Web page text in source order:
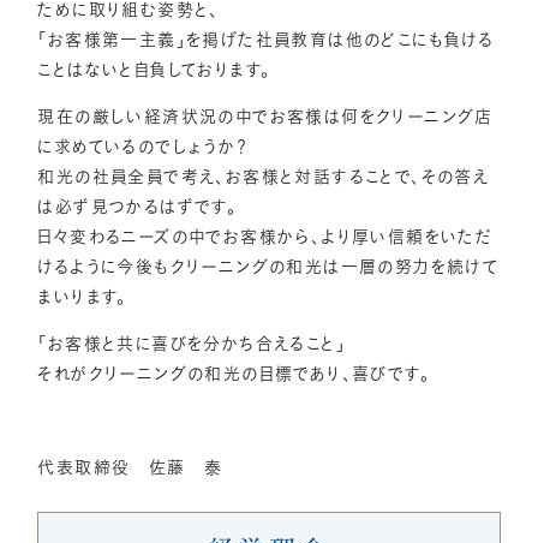
ために取り組む姿勢と、
「お客様第一主義」を掲げた社員教育は他のどこにも負ける
ことはないと自負しております。
現在の厳しい経済状況の中でお客様は何をクリーニング店
に求めているのでしょうか？
和光の社員全員で考え、お客様と対話することで、その答え
は必ず見つかるはずです。
日々変わるニーズの中でお客様から、より厚い信頼をいただ
けるように今後もクリーニングの和光は一層の努力を続けて
まいります。
「お客様と共に喜びを分かち合えること」
それがクリーニングの和光の目標であり、喜びです。
代表取締役 佐藤 泰